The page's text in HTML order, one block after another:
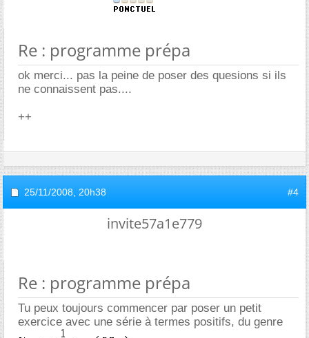
Re : programme prépa
ok merci... pas la peine de poser des quesions si ils
ne connaissent pas....
++
25/11/2008, 20h38 #4
invite57a1e779
Re : programme prépa
Tu peux toujours commencer par poser un petit
exercice avec une série à termes positifs, du genre